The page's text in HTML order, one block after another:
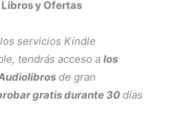
Libros y Ofertas
servicios Kindle
, tendrás acceso a los
de gran
gratis durante 30 días